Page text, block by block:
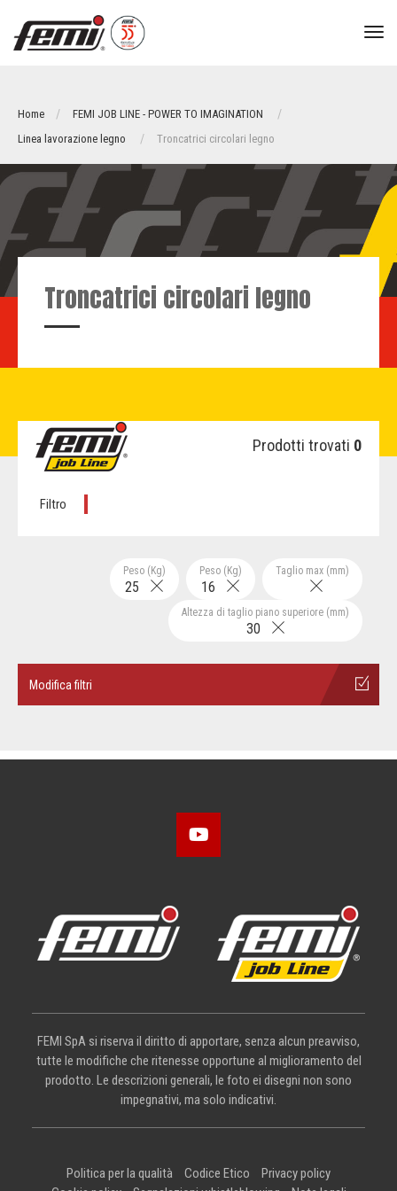
Home
FEMI JOB LINE - POWER TO IMAGINATION
Linea lavorazione legno
Troncatrici circolari legno
Troncatrici circolari legno
Prodotti trovati 0
Filtro
Taglio max (mm)
Peso (Kg)
16
Peso (Kg)
25
Altezza di taglio piano superiore (mm)
30
Modifica filtri
FEMI SpA si riserva il diritto di apportare, senza alcun preavviso,
tutte le modifiche che ritenesse opportune al miglioramento del
prodotto. Le descrizioni generali, le foto ei disegni non sono
impegnativi, ma solo indicativi.
Politica per la qualità Codice Etico
Privacy policy